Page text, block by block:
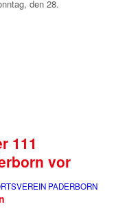
den 28.
111
vor
PADERBORN